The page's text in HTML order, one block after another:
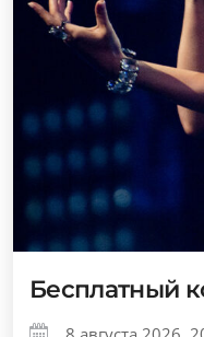
Бесплатный